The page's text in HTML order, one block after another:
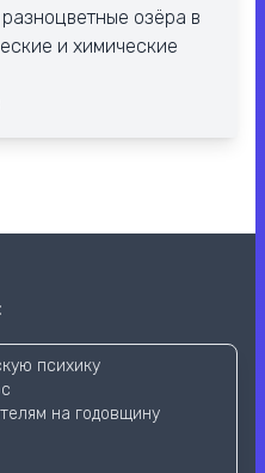
озёра в
и химические
психику
на годовщину